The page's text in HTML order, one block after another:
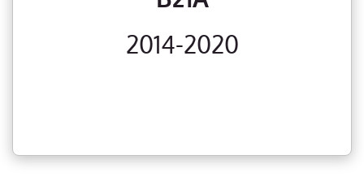
2014-2020